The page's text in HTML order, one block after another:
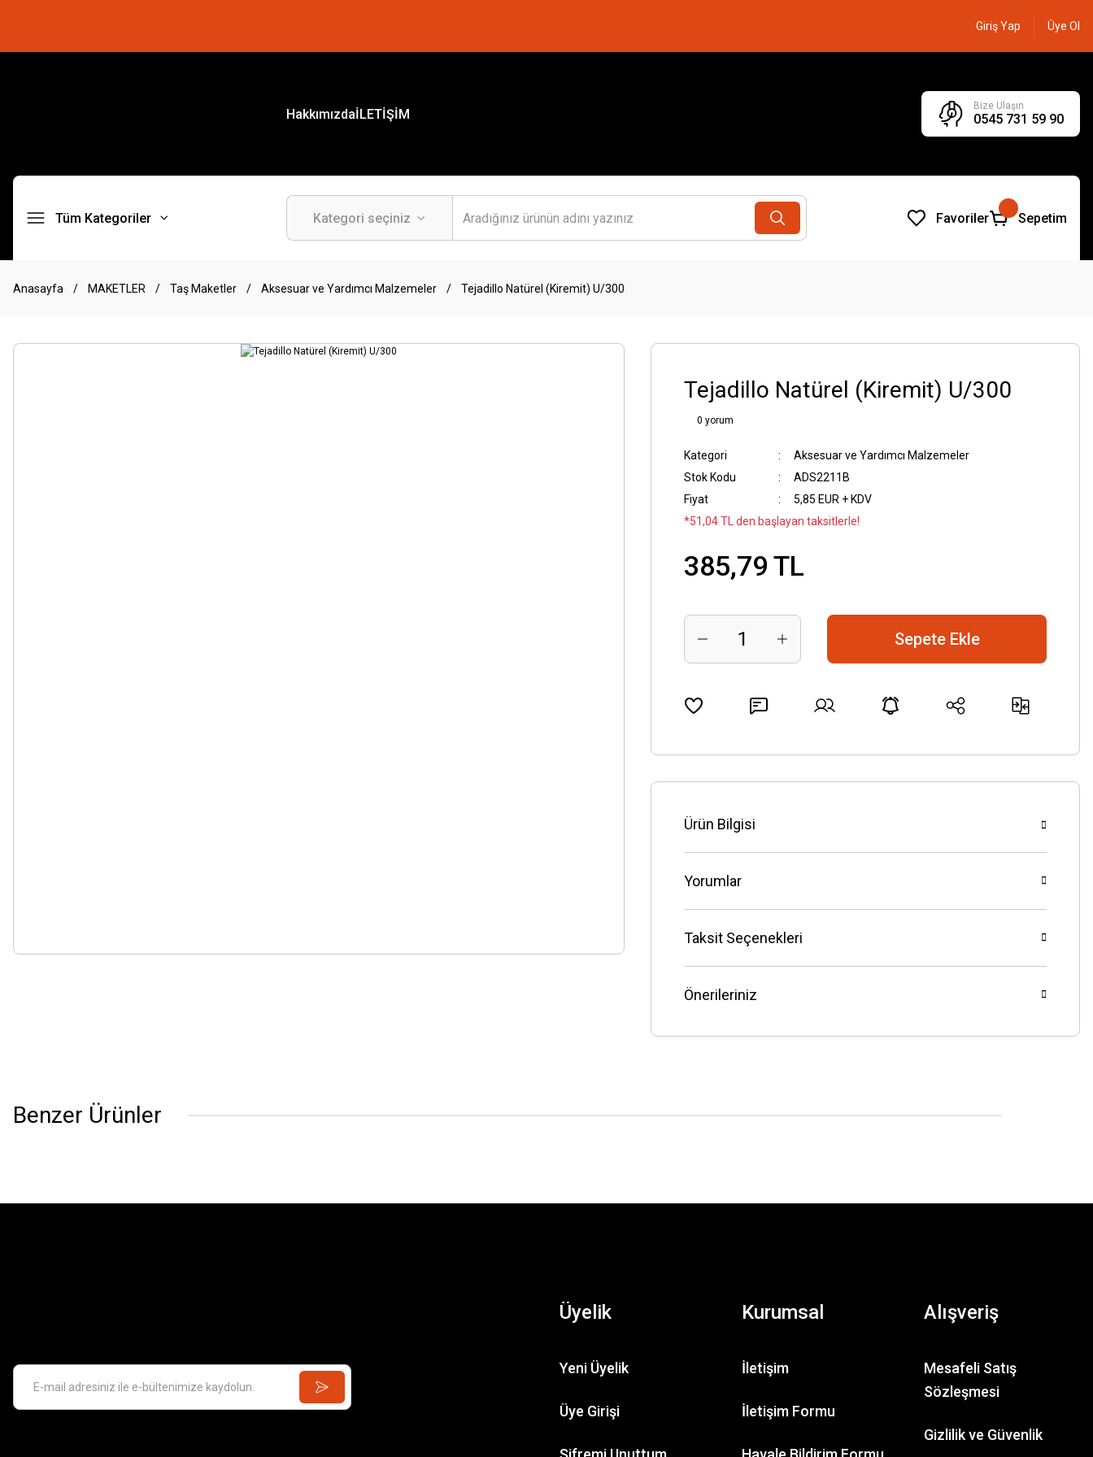
Giriş Yap Üye Ol
HakkımızdaİLETİŞİM
Bize Ulaşın
0545 731 59 90
Tüm Kategoriler Favoriler Sepetim
Anasayfa MAKETLER Taş Maketler Aksesuar ve Yardımcı Malzemeler Tejadillo Natürel (Kiremit) U/300
Tejadillo Natürel (Kiremit) U/300
0 yorum
Kategori
Aksesuar ve Yardımcı Malzemeler
Stok Kodu
ADS2211B
Fiyat
5,85 EUR + KDV
*51,04 TL den başlayan taksitlerle!
385,79 TL
Sepete Ekle
Ürün Bilgisi
Yorumlar
Taksit Seçenekleri
Önerileriniz
Benzer Ürünler
Üyelik
Yeni Üyelik
Üye Girişi
Kurumsal
İletişim
İletişim Formu
Alışveriş
Mesafeli Satış
Sözleşmesi
Gizlilik ve Güvenlik